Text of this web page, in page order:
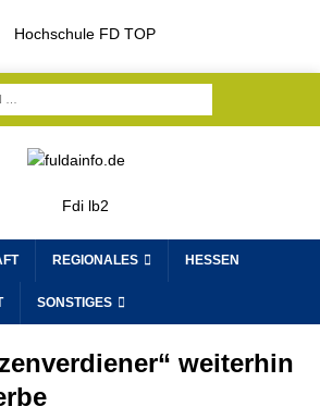
REGIONALES HESSEN
SONSTIGES
weiterhin